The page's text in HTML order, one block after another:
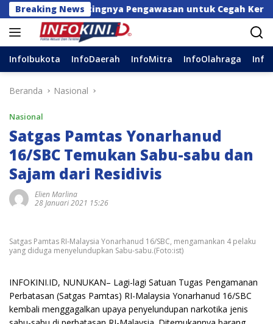
Langsung
ke
konten
Breaking News
Pentingnya Pengawasan untuk Cegah Kerugian
InfoIbukota InfoDaerah InfoMitra InfoOlahraga
Beranda Nasional
Nasional
Satgas Pamtas Yonarhanud
16/SBC Temukan Sabu-sabu dan
Sajam dari Residivis
Elien Marlina
28 Januari 2021 15:26
Satgas Pamtas RI-Malaysia Yonarhanud 16/SBC, mengamankan 4 pelaku
yang diduga menyelundupkan Sabu-sabu.(Foto:ist)
INFOKINI.ID, NUNUKAN– Lagi-lagi Satuan Tugas Pengamanan
Perbatasan (Satgas Pamtas) RI-Malaysia Yonarhanud 16/SBC
kembali menggagalkan upaya penyelundupan narkotika jenis